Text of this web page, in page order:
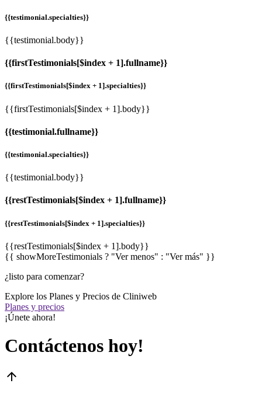
{{testimonial.specialties}}
{{testimonial.body}}
{{firstTestimonials[$index + 1].fullname}}
{{firstTestimonials[$index + 1].specialties}}
{{firstTestimonials[$index + 1].body}}
{{testimonial.fullname}}
{{testimonial.specialties}}
{{testimonial.body}}
{{restTestimonials[$index + 1].fullname}}
{{restTestimonials[$index + 1].specialties}}
{{restTestimonials[$index + 1].body}}
{{ showMoreTestimonials ? "Ver menos" : "Ver más" }}
¿listo para comenzar?
Explore los Planes y Precios de Cliniweb
Planes y precios
¡Únete ahora!
Contáctenos hoy!
arrow_upward